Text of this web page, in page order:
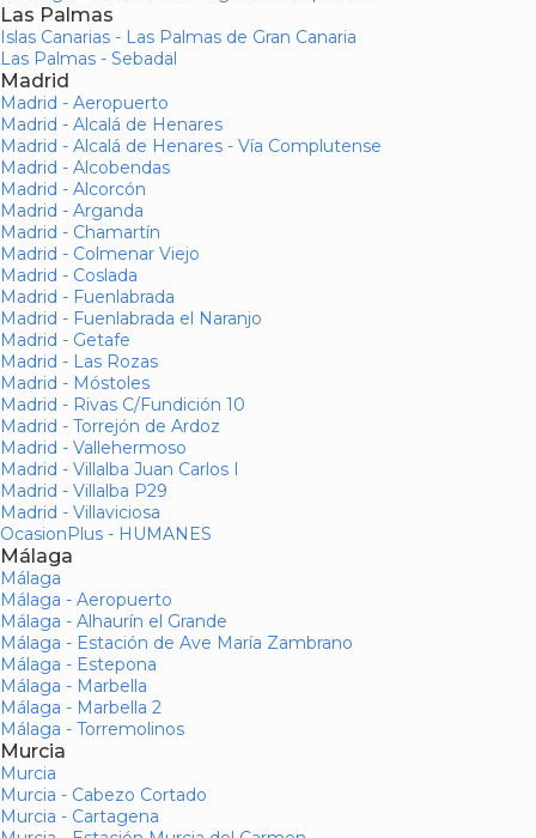
Las Palmas
Islas Canarias - Las Palmas de Gran Canaria
Las Palmas - Sebadal
Madrid
Madrid - Aeropuerto
Madrid - Alcalá de Henares
Madrid - Alcalá de Henares - Vía Complutense
Madrid - Alcobendas
Madrid - Alcorcón
Madrid - Arganda
Madrid - Chamartín
Madrid - Colmenar Viejo
Madrid - Coslada
Madrid - Fuenlabrada
Madrid - Fuenlabrada el Naranjo
Madrid - Getafe
Madrid - Las Rozas
Madrid - Móstoles
Madrid - Rivas C/Fundición 10
Madrid - Torrejón de Ardoz
Madrid - Vallehermoso
Madrid - Villalba Juan Carlos I
Madrid - Villalba P29
Madrid - Villaviciosa
OcasionPlus - HUMANES
Málaga
Málaga
Málaga - Aeropuerto
Málaga - Alhaurín el Grande
Málaga - Estación de Ave María Zambrano
Málaga - Estepona
Málaga - Marbella
Málaga - Marbella 2
Málaga - Torremolinos
Murcia
Murcia
Murcia - Cabezo Cortado
Murcia - Cartagena